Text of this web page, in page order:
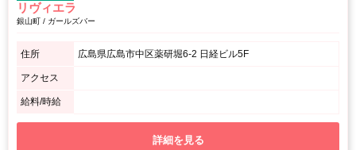
リヴィエラ
銀山町 / ガールズバー
住所 広島県広島市中区薬研堀6-2 日経ビル5F
アクセス
給料/時給
詳細を見る